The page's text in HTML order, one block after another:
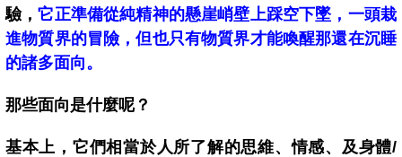
驗，它正準備從純精神的懸崖峭壁上踩空下墜，一頭栽
進物質界的冒險，但也只有物質界才能喚醒那還在沉睡
的諸多面向。
那些面向是什麼呢？
基本上，它們相當於人所了解的思維、情感、及身體/